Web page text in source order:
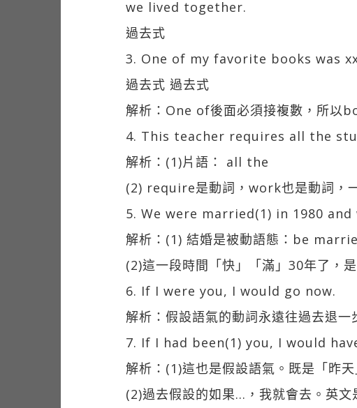
we lived together.
過去式
3. One of my favorite books was
過去式 過去式
解析：One of後面必須接複數，所以
4. This teacher requires all the
解析：(1)片語： all the
(2) require是動詞，work也是動詞，
5. We were married(1) in 1980
解析：(1) 結婚是被動語態：be
(2)這一段時間「快」「滿」30年了，
6. If I were you, I would go now.
解析：假設語氣的動詞永遠往過去退
7. If I had been(1) you, I would
解析：(1)這也是假設語氣。既是「昨
(2)過去假設的如果…，我就會去。英